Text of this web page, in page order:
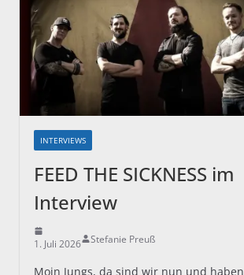
INTERVIEWS
FEED THE SICKNESS im
Interview
1. Juli 2026 Stefanie Preuß
Moin Jungs, da sind wir nun und haben